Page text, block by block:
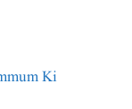
Ki